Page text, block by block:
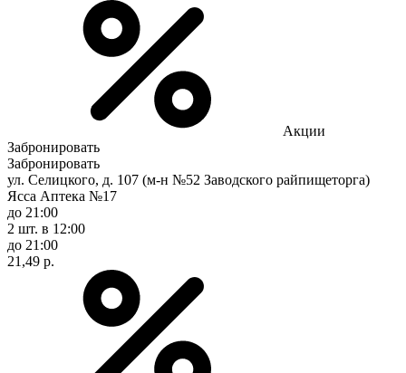
Акции
Забронировать
Забронировать
ул. Селицкого, д. 107 (м-н №52 Заводского райпищеторга)
Ясса Аптека №17
до 21:00
2 шт. в 12:00
до 21:00
21,49 р.